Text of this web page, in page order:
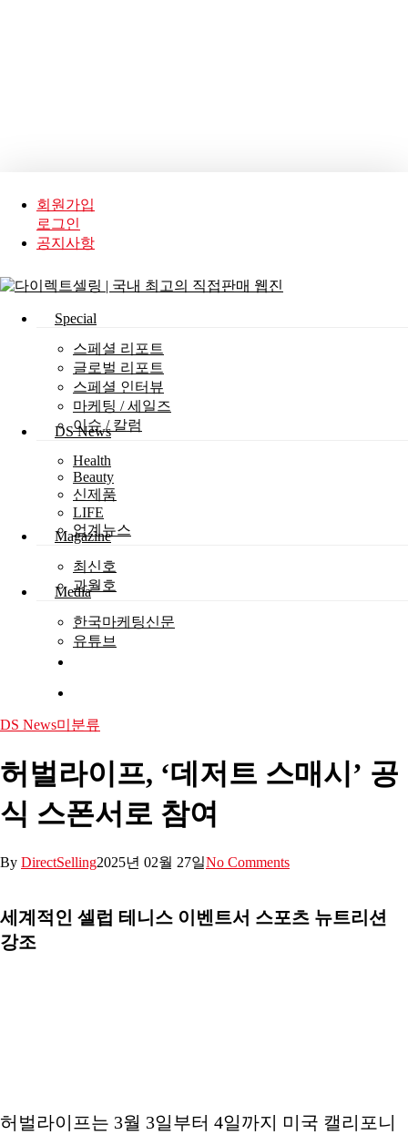
회원가입
로그인
공지사항
search
Menu
Special
스페셜 리포트
글로벌 리포트
스페셜 인터뷰
마케팅 / 세일즈
이슈 / 칼럼
DS News
Health
Beauty
신제품
LIFE
업계뉴스
Magazine
최신호
과월호
Media
한국마케팅신문
유튜브
DS News미분류
허벌라이프, ‘데저트 스매시’ 공
식 스폰서로 참여
By DirectSelling2025년 02월 27일No Comments
세계적인 셀럽 테니스 이벤트서 스포츠 뉴트리션
강조
허벌라이프는 3월 3일부터 4일까지 미국 캘리포니